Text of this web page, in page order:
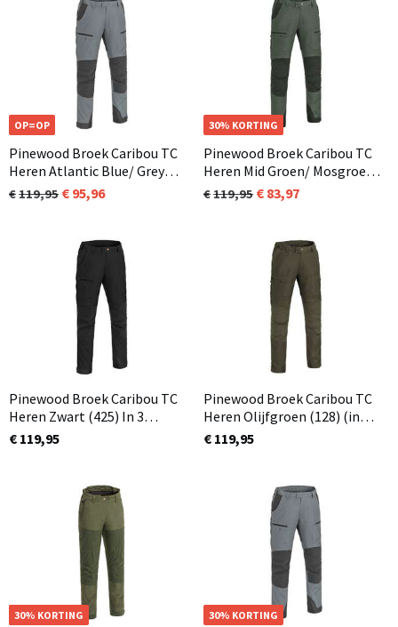
OP=OP
Pinewood Broek Caribou TC
Heren Atlantic Blue/ Grey
(373)
119,95 95,96
30% KORTING
Pinewood Broek Caribou TC
Heren Mid Groen/ Mosgroen
(195)
119,95 83,97
Pinewood Broek Caribou TC
Heren Zwart (425) In 3
lengtematen
€ 119,95
Pinewood Broek Caribou TC
Heren Olijfgroen (128) (in
standaard en in korte lengte
maat beschikbaar)
€ 119,95
OP=OP
30% KORTING 30% KORTING